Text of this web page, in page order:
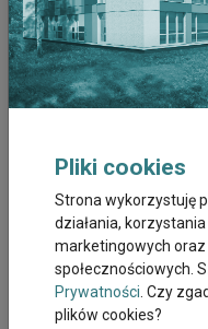
Grudzień 2025
Listopad 2025
Wrzesień 2025
Sierpień 2025
Październik 2023
Pliki cookies
Strona wykorzystuję
działania,
marketingowych
społecznościowych.
Prywatności. Czy
plików cookies?